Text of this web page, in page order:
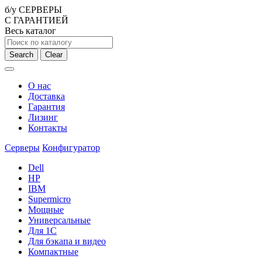
б/у СЕРВЕРЫ
С ГАРАНТИЕЙ
Весь каталог
Search Clear
О нас
Доставка
Гарантия
Лизинг
Контакты
Серверы Конфигуратор
Dell
HP
IBM
Supermicro
Мощные
Универсальные
Для 1С
Для бэкапа и видео
Компактные